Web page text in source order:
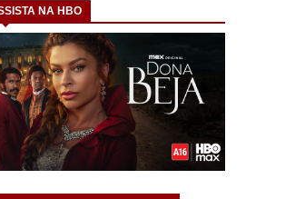
NA HBO